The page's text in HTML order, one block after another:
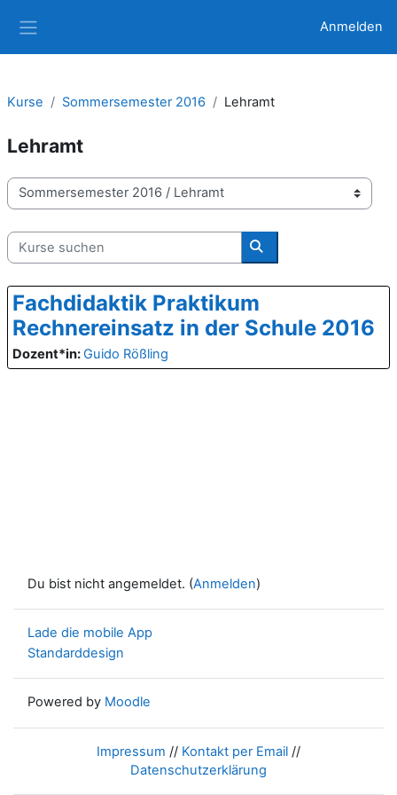
Anmelden
Kurse Sommersemester 2016 Lehramt
Lehramt
Kursbereiche
Kurse suchen
Kurse suchen
Fachdidaktik Praktikum
Rechnereinsatz in der Schule 2016
Dozent*in:Guido Rößling
Du bist nicht angemeldet. (Anmelden)
Lade die mobile App
Standarddesign
Powered by Moodle
Impressum // Kontakt per Email //
Datenschutzerklärung